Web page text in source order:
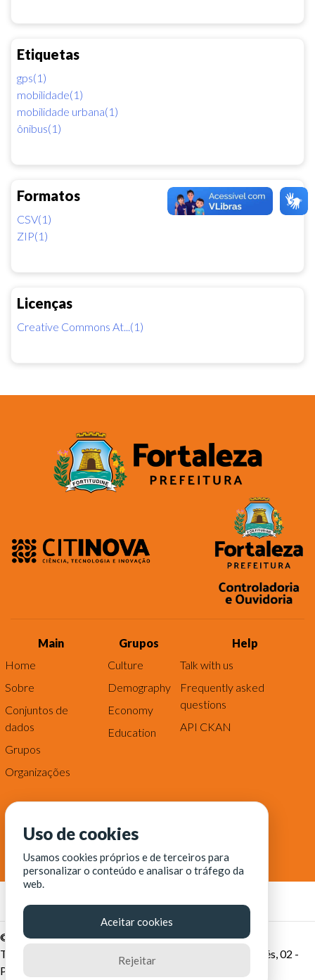
Etiquetas
gps(1)
mobilidade(1)
mobilidade urbana(1)
ônibus(1)
Formatos
CSV(1)
ZIP(1)
Licenças
Creative Commons At...(1)
Main
Home
Sobre
Conjuntos de
dados
Grupos
Organizações
Grupos
Culture
Demography
Economy
Education
Help
Talk with us
Frequently asked
questions
API CKAN
© Fortaleza Digital || CITINOVA - Fundação de Ciência,
Tecnologia e Inovação de Fortaleza - Rua dos Tremembés, 02 -
Praia de Iracema - Fortaleza-CE
Uso de cookies
Usamos cookies próprios e de terceiros para
personalizar o conteúdo e analisar o tráfego da
web.
Aceitar cookies
Rejeitar